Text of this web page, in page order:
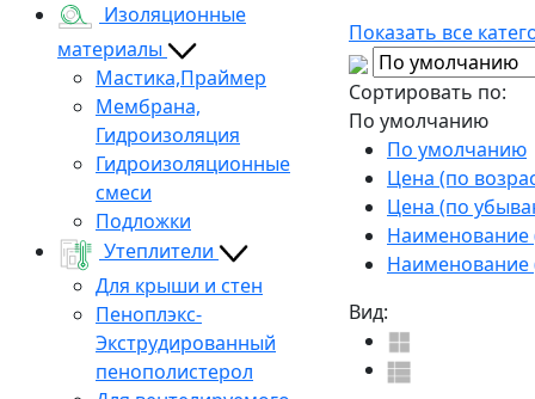
Изоляционные
материалы
Мастика,Праймер
Мембрана,
Гидроизоляция
Гидроизоляционные
смеси
Подложки
Утеплители
Для крыши и стен
Пеноплэкс-
Экструдированный
пенополистерол
Показать все
Сортировать по:
По умолчанию
По умолчанию
Цена (по
Цена (по
Наименование
Наименование
Вид: